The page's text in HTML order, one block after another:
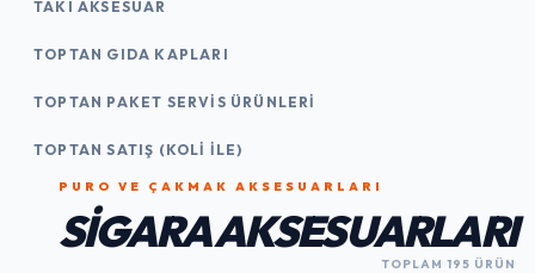
TAKI AKSESUAR
TOPTAN GIDA KAPLARI
TOPTAN PAKET SERVIS ÜRÜNLERI
TOPTAN SATIŞ (KOLI İLE)
PURO VE ÇAKMAK AKSESUARLARI
SIGARA AKSESUARLARI
TOPLAM 195 ÜRÜN